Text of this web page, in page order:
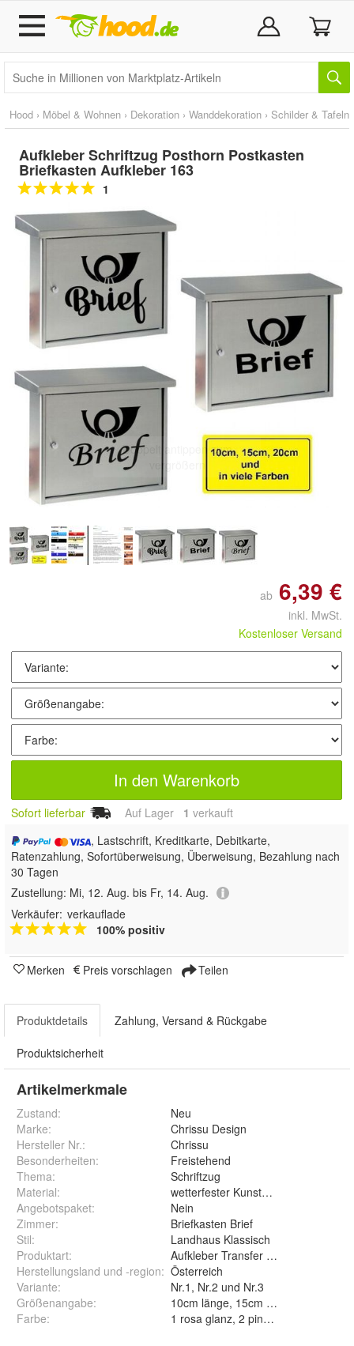
Hood › Möbel & Wohnen › Dekoration › Wanddekoration › Schilder & Tafeln
Aufkleber Schriftzug Posthorn Postkasten
Briefkasten Aufkleber 163
1
Doppelt antippen zum
ab 6,39 €
inkl. MwSt.
Kostenloser Versand
In den Warenkorb
Sofort lieferbar Auf Lager 1 verkauft
, Lastschrift, Kreditkarte, Debitkarte,
Ratenzahlung, Sofortüberweisung, Überweisung, Bezahlung nach
30 Tagen
Zustellung: Mi, 12. Aug. bis Fr, 14. Aug.
Verkäufer: verkauflade
100% positiv
Merken Preis vorschlagen Teilen
Produktdetails Zahlung, Versand & Rückgabe
Produktsicherheit
Artikelmerkmale
Zustand:
Neu
Marke:
Chrissu Design
Hersteller Nr.:
Chrissu
Besonderheiten:
Freistehend
Thema:
Schriftzug
Material:
wetterfester Kunststoff
Angebotspaket:
Nein
Zimmer:
Briefkasten Brief
Stil:
Landhaus Klassisch
Produktart:
Aufkleber Transfer Abziebild
Herstellungsland und -region: Österreich
Variante:
Nr.1, Nr.2 und Nr.3
Größenangabe:
Farbe: